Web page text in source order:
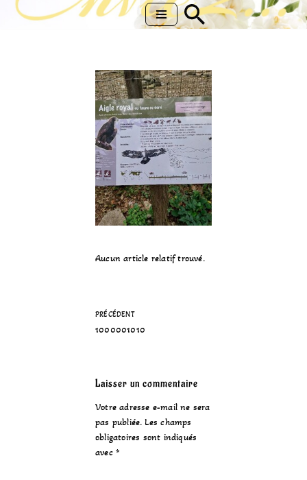
Aucun article relatif trouvé.
PRÉCÉDENT
1000001010
Laisser un commentaire
Votre adresse e-mail ne sera
pas publiée. Les champs
obligatoires sont indiqués
avec *